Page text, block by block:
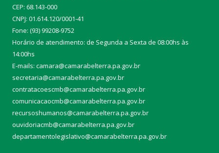
CEP: 68.143-000
CNPJ: 01.614.120/0001-41
Fone: (93) 99208-9752
Horário de atendimento: de Segunda a Sexta de 08:00hs às
14:00hs
E-mails: camara@camarabelterra.pa.gov.br
secretaria@camarabelterra.pa.gov.br
contratacoescmb@camarabelterra.pa.gov.br
comunicacaocmb@camarabelterra.pa.gov.br
recursoshumanos@camarabelterra.pa.gov.br
ouvidoriacmb@camarabelterra.pa.gov.br
departamentolegislativo@camarabelterra.pa.gov.br